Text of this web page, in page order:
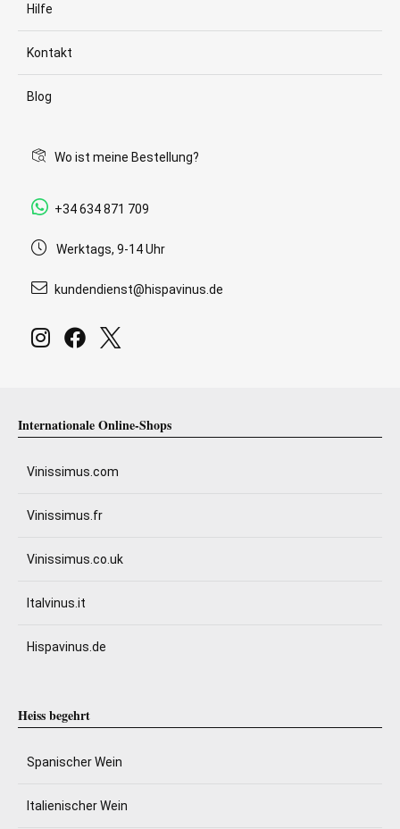
Hilfe
Kontakt
Blog
Wo ist meine Bestellung?
+34 634 871 709
Werktags, 9-14 Uhr
kundendienst@hispavinus.de
Internationale Online-Shops
Vinissimus.com
Vinissimus.fr
Vinissimus.co.uk
Italvinus.it
Hispavinus.de
Heiss begehrt
Spanischer Wein
Italienischer Wein